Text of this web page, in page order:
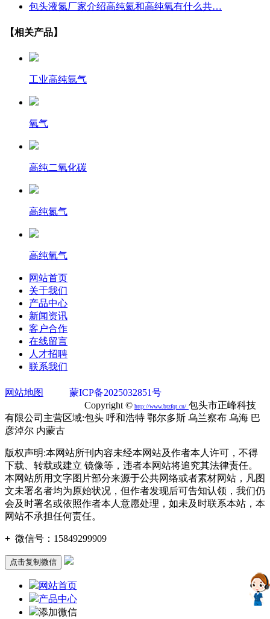
包头液氮厂家介绍高纯氦和高纯氧有什么共…
【相关产品】
工业高纯氩气
氧气
高纯二氧化碳
高纯氮气
高纯氧气
网站首页
关于我们
产品中心
新闻资讯
客户合作
在线留言
人才招聘
联系我们
网站地图 蒙ICP备2025032851号
Copyright © http://www.btzfqt.cn/ 包头市正峰科技
有限公司主营区域:包头 呼和浩特 鄂尔多斯 乌兰察布 乌海 巴
彦淖尔 内蒙古
版权声明:本网站所刊内容未经本网站及作者本人许可，不得
下载、转载或建立 镜像等，违者本网站将追究其法律责任。
本网站所用文字图片部分来源于公共网络或者素材网站，凡图
文未署名者均为原始状况，但作者发现后可告知认领，我们仍
会及时署名或依照作者本人意愿处理，如未及时联系本站，本
网站不承担任何责任。
+ 微信号： 15849299909
点击复制微信
网站首页
产品中心
添加微信